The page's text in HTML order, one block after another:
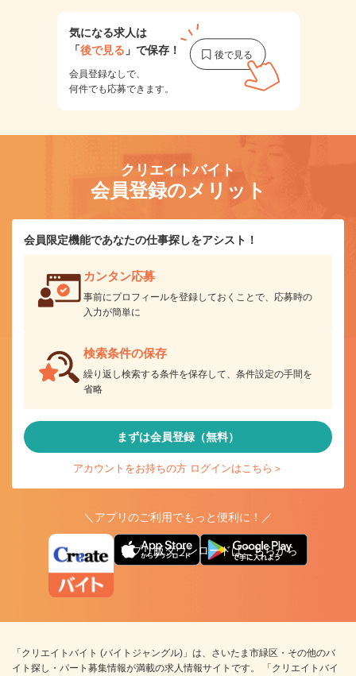
気になる求人は
「後で見る 」で保存！
会員登録なしで、
何件でも応募できます。
クリエイトバイト
会員登録のメリット
会員限定機能であなたの仕事探しをアシスト！
カンタン応募
事前にプロフィールを登録しておくことで、応募時の
入力が簡単に
検索条件の保存
繰り返し検索する条件を保存して、条件設定の手間を
省略
まずは会員登録（無料）
アカウントをお持ちの方 ログインはこちら＞
＼アプリのご利用でもっと便利に！／
アプリ版ダウンロードはこちらから
「クリエイトバイト (バイトジャングル)」は、さいたま市緑区・その他のバ
イト探し・パート募集情報が満載の求人情報サイトです。 「クリエイトバイ